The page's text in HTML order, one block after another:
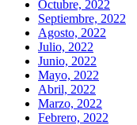
Octubre, 2022
Septiembre, 2022
Agosto, 2022
Julio, 2022
Junio, 2022
Mayo, 2022
Abril, 2022
Marzo, 2022
Febrero, 2022